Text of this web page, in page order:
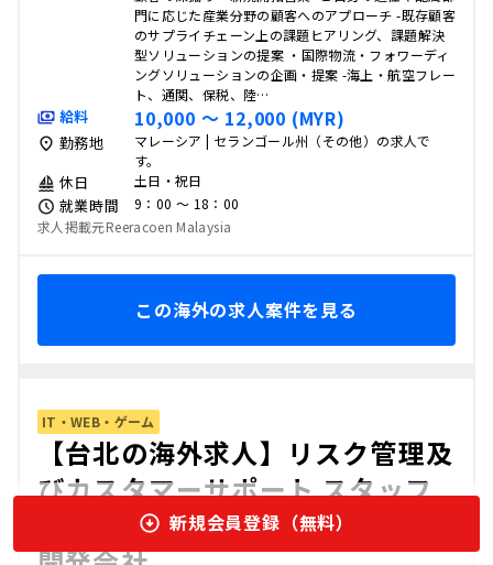
門に応じた産業分野の顧客へのアプローチ -既存顧客
のサプライチェーン上の課題ヒアリング、課題解決
型ソリューションの提案 ・国際物流・フォワーディ
ングソリューションの企画・提案 -海上・航空フレー
ト、通関、保税、陸…
給料 10,000 〜 12,000 (MYR)
勤務地
マレーシア | セランゴール州（その他）の求人で
す。
休日 土日・祝日
就業時間
9：00 〜 18：00
求人掲載元Reeracoen Malaysia
この海外の求人案件を見る
IT・WEB・ゲーム
【台北の海外求人】リスク管理及
びカスタマーサポート スタッフ
(幹部候補)－日系システム構築・
新規会員登録（無料）